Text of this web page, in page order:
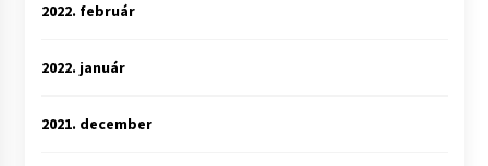
2022. február
2022. január
2021. december